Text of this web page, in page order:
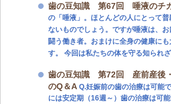
歯の豆知識 第67回 唾液のチ
の「唾液」。ほとんどの人にとって
ないものでしょう。ですが唾液は、
闘う働き者。おまけに全身の健康に
す。 今回は私たちの体を守る知られ
歯の豆知識 第72回 産前産後
のQ＆A Q.妊娠前の歯の治療は可能
には安定期（16週～）歯の治療は可